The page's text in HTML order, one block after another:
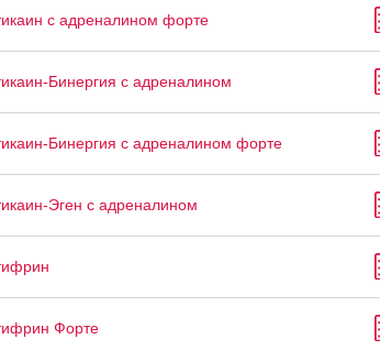
с адреналином форте
Бинергия с адреналином
Бинергия с адреналином форте
Эген с адреналином
Форте